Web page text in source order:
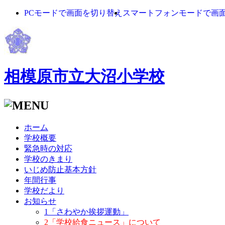
PCモードで画面を切り替え スマートフォンモードで画
相模原市立大沼小学校
ホーム
学校概要
緊急時の対応
学校のきまり
いじめ防止基本方針
年間行事
学校だより
お知らせ
1「さわやか挨拶運動」
2「学校給食ニュース」について